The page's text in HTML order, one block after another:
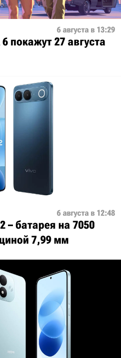
6 августа в 13:29
покажут 27 августа
6 августа в 12:48
– батарея на 7050
7,99 мм